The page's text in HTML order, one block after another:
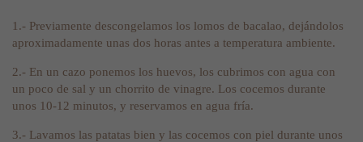
1.- Previamente descongelamos los lomos de bacalao, dejándolos
aproximadamente unas dos horas antes a temperatura ambiente.
2.- En un cazo ponemos los huevos, los cubrimos con agua con
un poco de sal y un chorrito de vinagre. Los cocemos durante
unos 10-12 minutos, y reservamos en agua fría.
3.- Lavamos las patatas bien y las cocemos con piel durante unos